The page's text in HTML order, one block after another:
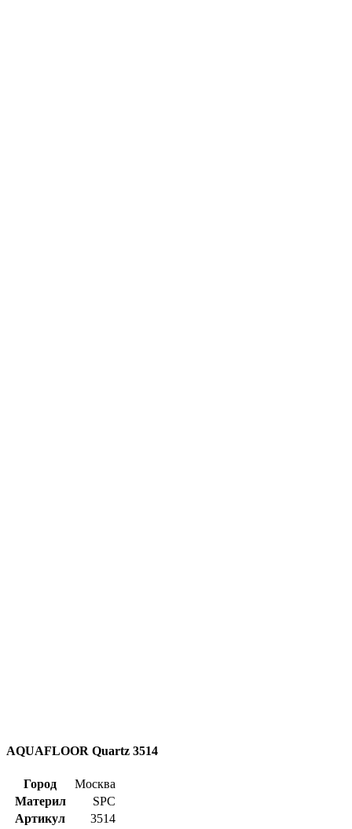
AQUAFLOOR Quartz 3514
Город
Москва
Материл
SPC
Артикул
3514